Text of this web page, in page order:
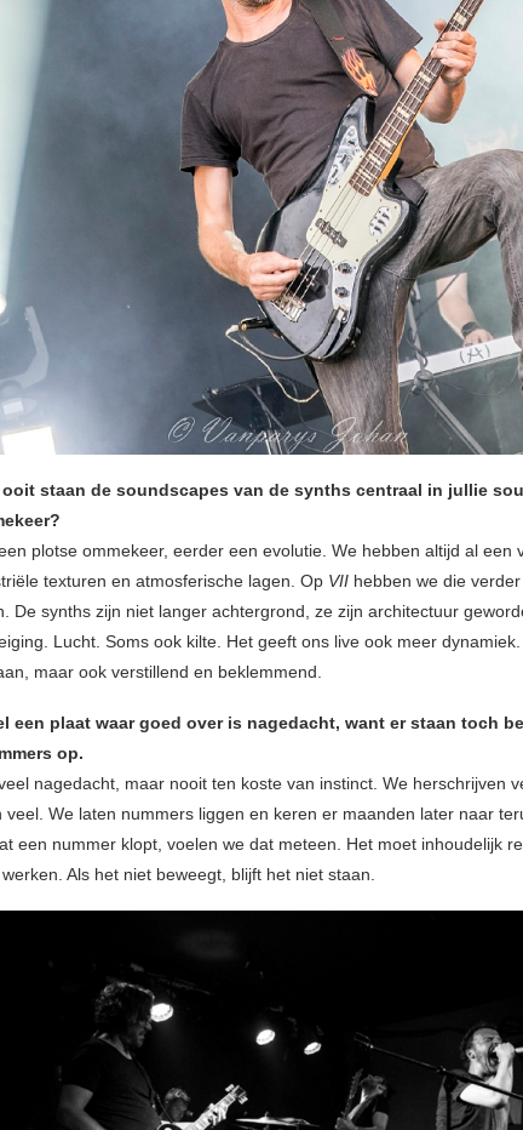
ooit staan de soundscapes van de synths centraal in jullie
plotse ommekeer, eerder een evolutie. We hebben altijd al een
texturen en atmosferische lagen. Op VII hebben we die
De synths zijn niet langer achtergrond, ze zijn architectuur
Lucht. Soms ook kilte. Het geeft ons live ook meer
maar ook verstillend en beklemmend.
een plaat waar goed over is nagedacht, want er staan toch
op.
nagedacht, maar nooit ten koste van instinct. We herschrijven
veel. We laten nummers liggen en keren er maanden later naar
een nummer klopt, voelen we dat meteen. Het moet inhoudelijk
Als het niet beweegt, blijft het niet staan.